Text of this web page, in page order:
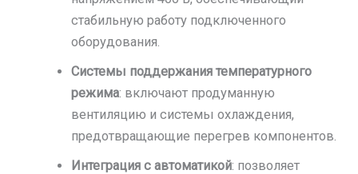
стабильную работу подключенного
оборудования.
Системы поддержания температурного
режима: включают продуманную
вентиляцию и системы охлаждения,
предотвращающие перегрев компонентов.
Интеграция с автоматикой: позволяет